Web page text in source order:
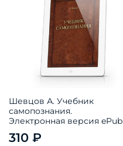
Шевцов А. Учебник
самопознания.
Электронная версия ePub
310 ₽